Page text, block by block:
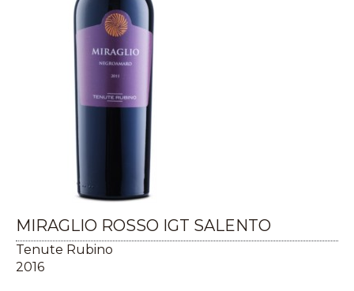
MIRAGLIO ROSSO IGT SALENTO
Tenute Rubino
2016